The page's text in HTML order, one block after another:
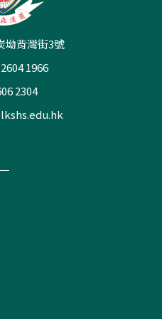
坳背灣街3號
1966
2304